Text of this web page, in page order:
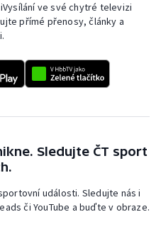
ve své chytré televizi
přímé přenosy, články a
Sledujte ČT sport
události. Sledujte nás i
či YouTube a buďte v obraze.